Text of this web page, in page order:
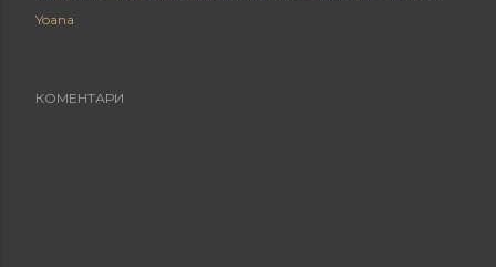
Yoana
КОМЕНТАРИ